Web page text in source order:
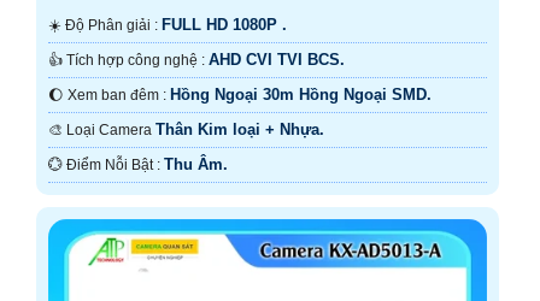
☀️ Độ Phân giải : FULL HD 1080P .
👍 Tích hợp công nghệ : AHD CVI TVI BCS.
🌔 Xem ban đêm : Hồng Ngoại 30m Hồng Ngoại SMD.
🎨 Loại Camera Thân Kim loại + Nhựa.
️💮 Điểm Nỗi Bật : Thu Âm.